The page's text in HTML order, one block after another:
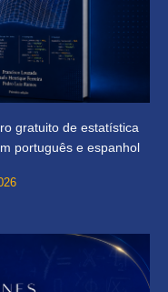
gratuito de estatística
português e espanhol